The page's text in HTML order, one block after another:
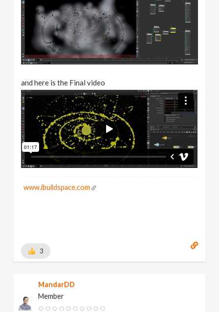
and here is the Final video
www.ibuildspace.com
3
MandarDD
Member